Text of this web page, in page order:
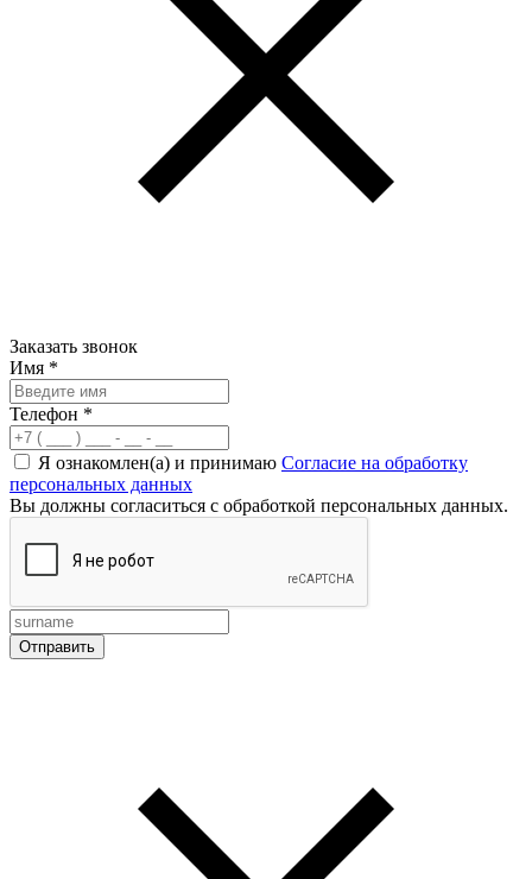
Заказать звонок
Имя *
Телефон *
Я ознакомлен(а) и принимаю Согласие на обработку
персональных данных
Вы должны согласиться с обработкой персональных данных.